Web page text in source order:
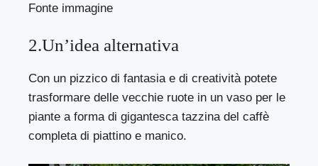
Fonte immagine
2.Un’idea alternativa
Con un pizzico di fantasia e di creatività potete
trasformare delle vecchie ruote in un vaso per le
piante a forma di gigantesca tazzina del caffè
completa di piattino e manico.